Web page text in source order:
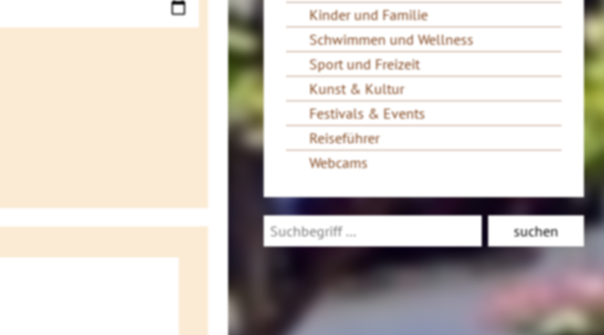
Kinder und Familie
Schwimmen und Wellness
Sport und Freizeit
Kunst & Kultur
Festivals & Events
Reiseführer
Webcams